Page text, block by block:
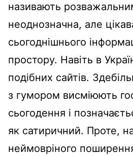
називають
неоднозначна, але
сьогоднішнього
простору. Навіть в
подібних сайтів.
з гумором висміюють
сьогодення і
як сатиричний. Проте,
неймовріного